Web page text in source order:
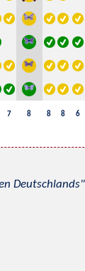
7 8 8 8 6
Deutschlands